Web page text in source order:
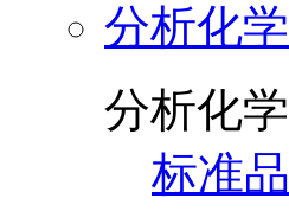
分析化学
分析化学
标准品